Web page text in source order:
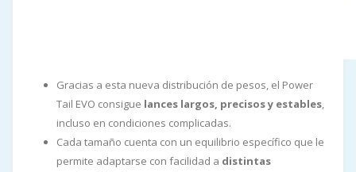
Gracias a esta nueva distribución de pesos, el Power
Tail EVO consigue lances largos, precisos y estables,
incluso en condiciones complicadas.
Cada tamaño cuenta con un equilibrio específico que le
permite adaptarse con facilidad a distintas